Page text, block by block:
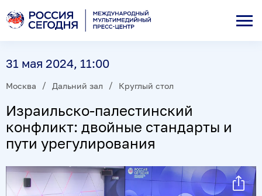
31 мая 2024, 11:00
Москва Дальний зал Круглый стол
Израильско-палестинский
конфликт: двойные стандарты и
пути урегулирования